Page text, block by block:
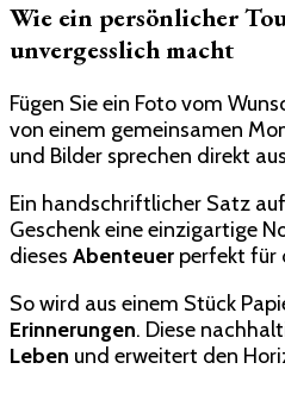
Wie ein persönlicher
unvergesslich macht
Fügen Sie ein Foto vom
von einem gemeinsamen
und Bilder sprechen direkt
Ein handschriftlicher Satz
Geschenk eine einzigartige
dieses Abenteuer perfekt für
So wird aus einem Stück
Erinnerungen. Diese
Leben und erweitert den